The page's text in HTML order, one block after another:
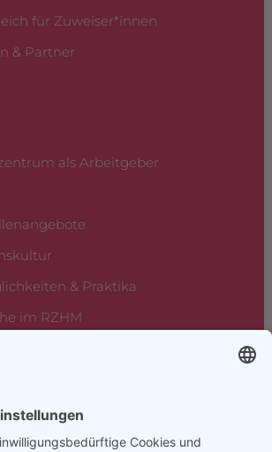
für Zuweiser*innen
& Partner
als Arbeitgeber
& Praktika
im RZHM
Straße 36,